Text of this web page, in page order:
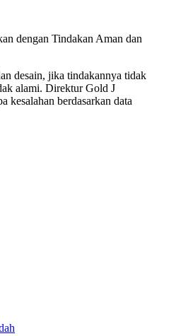
dengan Tindakan Aman dan
desain, jika tindakannya tidak
alami. Direktur Gold J
kesalahan berdasarkan data